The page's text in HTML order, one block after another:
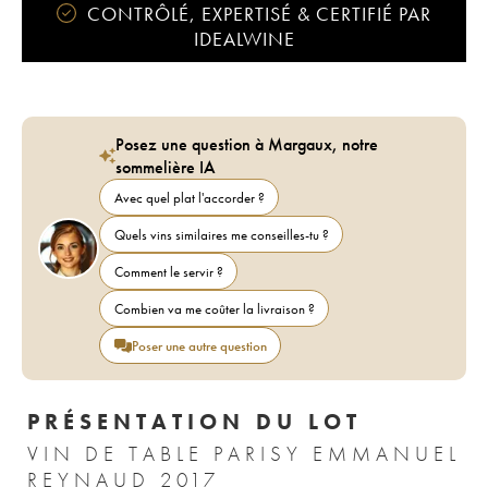
CONTRÔLÉ, EXPERTISÉ & CERTIFIÉ PAR
IDEALWINE
Posez une question à Margaux, notre
sommelière IA
Avec quel plat l'accorder ?
Quels vins similaires me conseilles-tu ?
Comment le servir ?
Combien va me coûter la livraison ?
Poser une autre question
PRÉSENTATION DU LOT
VIN DE TABLE PARISY EMMANUEL
REYNAUD 2017